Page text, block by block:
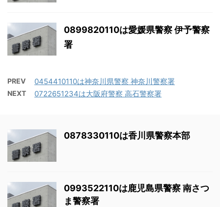
0899820110は愛媛県警察 伊予警察
署
PREV 0454410110は神奈川県警察 神奈川警察署
NEXT 0722651234は大阪府警察 高石警察署
0878330110は香川県警察本部
0993522110は鹿児島県警察 南さつ
ま警察署